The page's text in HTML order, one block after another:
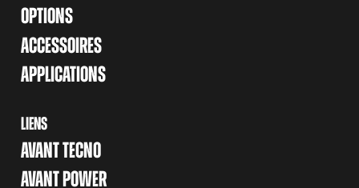
OPTIONS
ACCESSOIRES
APPLICATIONS
LIENS
AVANT TECNO
AVANT POWER